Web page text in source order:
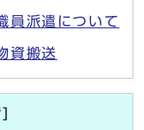
員派遣について
資搬送